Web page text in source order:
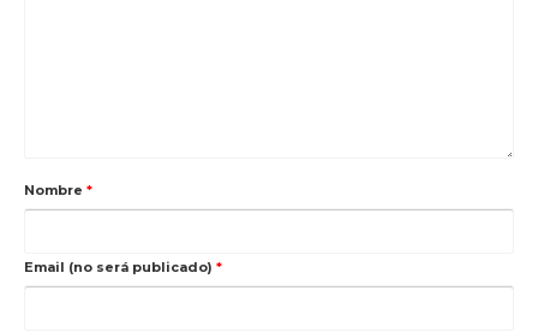
Nombre *
Email (no será publicado) *